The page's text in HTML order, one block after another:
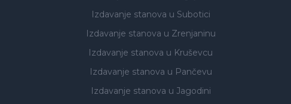
Izdavanje stanova u Subotici
Izdavanje stanova u Zrenjaninu
Izdavanje stanova u Kruševcu
Izdavanje stanova u Pančevu
Izdavanje stanova u Jagodini